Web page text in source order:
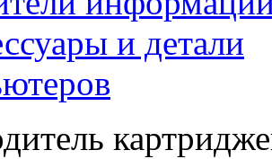
и детали